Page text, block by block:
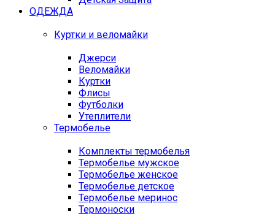
ОДЕЖДА
Куртки и веломайки
Джерси
Веломайки
Куртки
Флисы
Футболки
Утеплители
Термобелье
Комплекты термобелья
Термобелье мужское
Термобелье женское
Термобелье детское
Термобелье меринос
Термоноски